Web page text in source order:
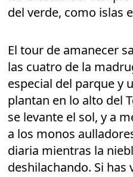
del verde, como islas
El tour de amanecer
las cuatro de la
especial del parque y
plantan en lo alto del
se levante el sol, y a
a los monos
diaria mientras la
deshilachando. Si